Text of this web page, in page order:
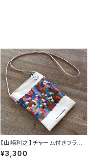
【山﨑利之】チャーム付きフラット
ポーチ
¥3,300